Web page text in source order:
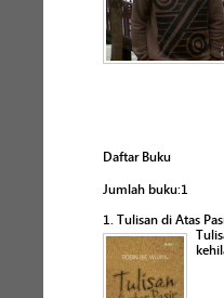
Daftar Buku
Jumlah buku:1
1. Tulisan di Atas